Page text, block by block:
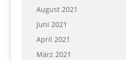
August 2021
Juni 2021
April 2021
März 2021